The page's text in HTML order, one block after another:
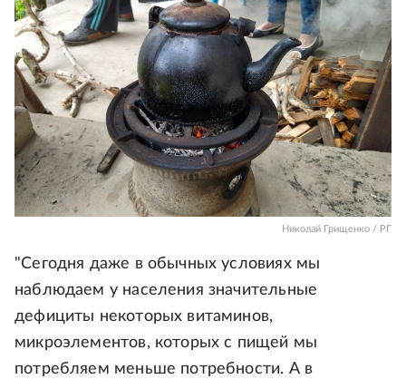
Николай Грищенко / РГ
"Сегодня даже в обычных условиях мы
наблюдаем у населения значительные
дефициты некоторых витаминов,
микроэлементов, которых с пищей мы
потребляем меньше потребности. А в